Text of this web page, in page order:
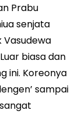
Prabu
senjata
Vasudewa
biasa dan
ini. Koreonya
sampai